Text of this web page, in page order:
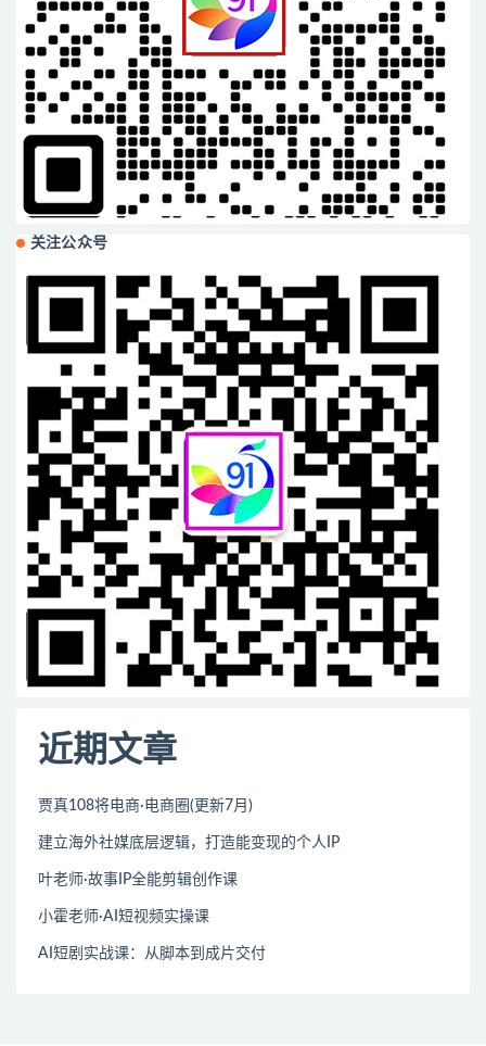
关注公众号
近期文章
贾真108将电商·电商圈(更新7月)
建立海外社媒底层逻辑，打造能变现的个人IP
叶老师·故事IP全能剪辑创作课
小霍老师·AI短视频实操课
AI短剧实战课：从脚本到成片交付